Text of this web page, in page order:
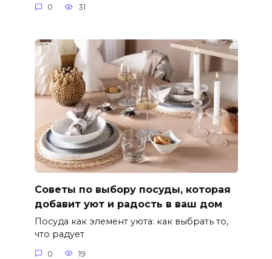
0 31
Советы по выбору посуды, которая
добавит уют и радость в ваш дом
Посуда как элемент уюта: как выбрать то,
что радует
0 19